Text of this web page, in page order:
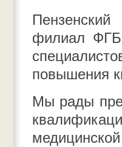
филиал
повышения
Мы рады
медицинской